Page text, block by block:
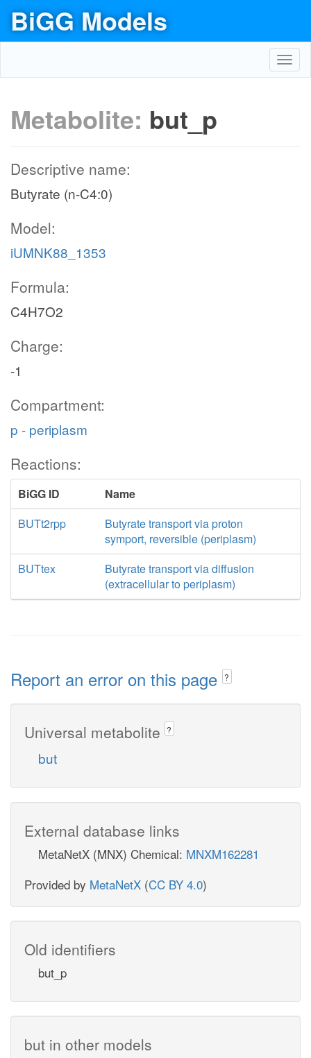
BiGG Models
Metabolite: but_p
Descriptive name:
Butyrate (n-C4:0)
Model:
iUMNK88_1353
Formula:
C4H7O2
Charge:
-1
Compartment:
p - periplasm
Reactions:
BiGG ID
Name
BUTt2rpp
Butyrate transport via proton
symport, reversible (periplasm)
BUTtex
Butyrate transport via diffusion
(extracellular to periplasm)
Report an error on this page ?
Universal metabolite ?
but
External database links
MetaNetX (MNX) Chemical: MNXM162281
Provided by MetaNetX (CC BY 4.0)
Old identifiers
but_p
but in other models